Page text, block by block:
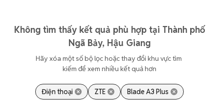
Không tìm thấy kết quả phù hợp tại Thành phố
Ngã Bảy, Hậu Giang
Hãy xóa một số bộ lọc hoặc thay đổi khu vực tìm
kiếm để xem nhiều kết quả hơn
Điện thoại ZTE Blade A3 Plus